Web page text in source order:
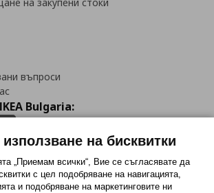
въпроси
Bulgaria:
на бисквитки
„Приемам всички“, Вие се съгласявате да
с цел подобряване на навигацията,
и подобряване на маркетинговите ни